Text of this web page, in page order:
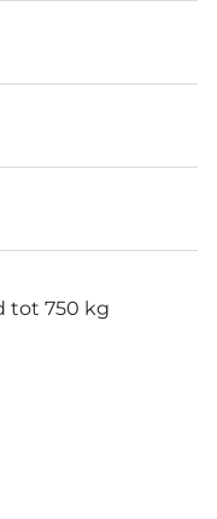
tot 750 kg